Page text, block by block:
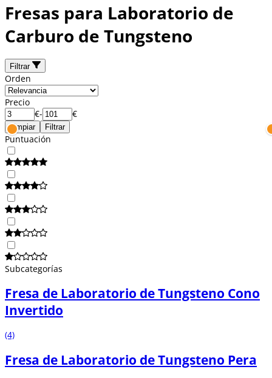
Fresas para Laboratorio de
Carburo de Tungsteno
Filtrar
Orden
Precio
€- €
Limpiar Filtrar
Puntuación
Subcategorías
Fresa de Laboratorio de Tungsteno Cono
Invertido
(4)
Fresa de Laboratorio de Tungsteno Pera